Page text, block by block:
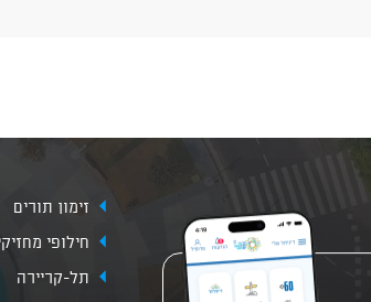
זימון תורים
חילופי
תל-קריירה